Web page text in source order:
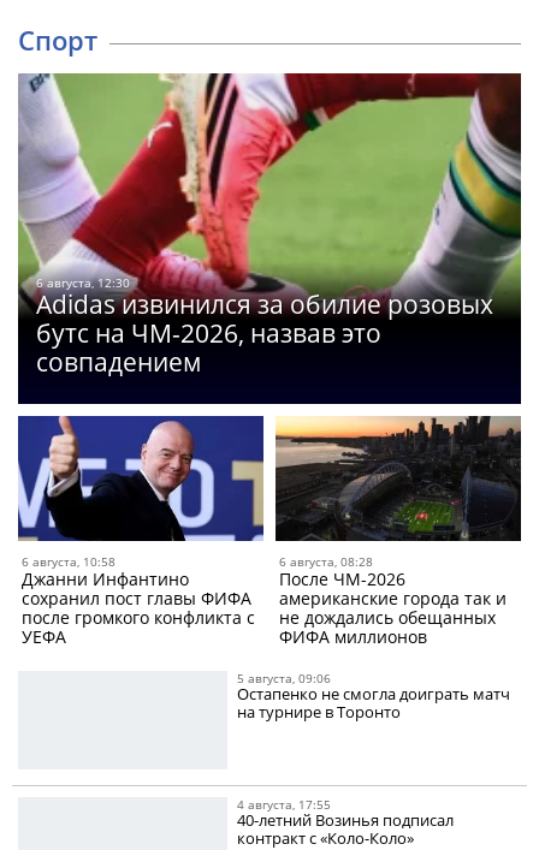
Спорт
6 августа, 12:30
Adidas извинился за обилие розовых
бутс на ЧМ-2026, назвав это
совпадением
6 августа, 10:58
Джанни Инфантино
сохранил пост главы ФИФА
после громкого конфликта с
УЕФА
6 августа, 08:28
После ЧМ-2026
американские города так и
не дождались обещанных
ФИФА миллионов
5 августа, 09:06
Остапенко не смогла доиграть матч
на турнире в Торонто
4 августа, 17:55
40-летний Возинья подписал
контракт с «Коло-Коло»